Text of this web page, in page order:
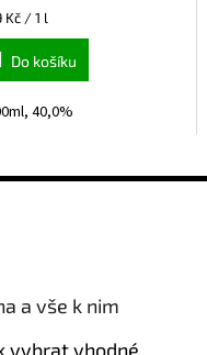
Kč / 1 l
Do košíku
40,0%
a vše k nim
vybrat vhodné